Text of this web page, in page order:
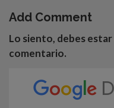
Add Comment
Lo siento, debes estar
comentario.